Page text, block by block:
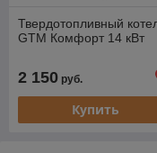
Твердотопливный
GTM Комфорт 14 кВт
2 150 руб.
Купить